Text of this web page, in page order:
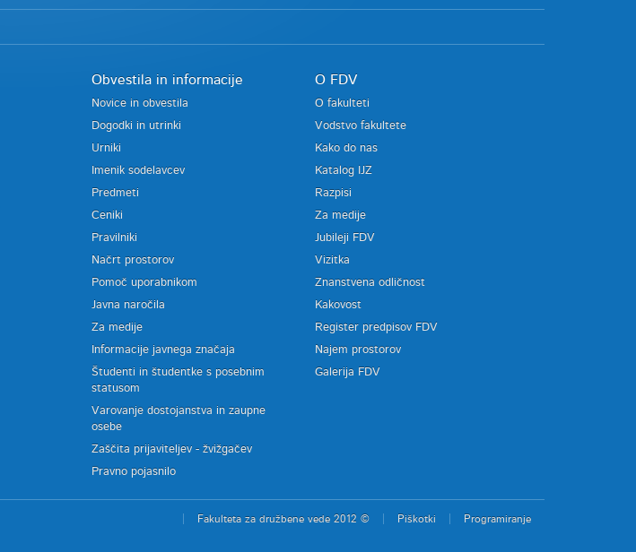
Obvestila in informacije
Novice in obvestila
Dogodki in utrinki
Urniki
Imenik sodelavcev
Predmeti
Ceniki
Pravilniki
Načrt prostorov
Pomoč uporabnikom
Javna naročila
Za medije
Informacije javnega značaja
Študenti in študentke s posebnim
statusom
Varovanje dostojanstva in zaupne
osebe
Zaščita prijaviteljev - žvižgačev
Pravno pojasnilo
O FDV
O fakulteti
Vodstvo fakultete
Kako do nas
Katalog IJZ
Razpisi
Za medije
Jubileji FDV
Vizitka
Znanstvena odličnost
Kakovost
Register predpisov FDV
Najem prostorov
Galerija FDV
Fakulteta za družbene vede 2012 © Piškotki Programiranje